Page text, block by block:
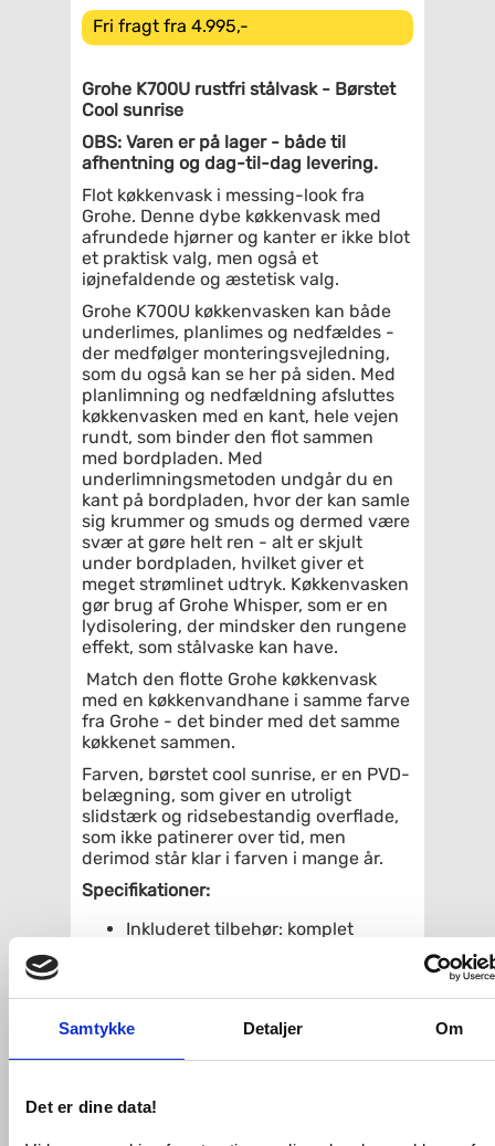
Samtykke Detaljer Om
Det er dine data!
Fri fragt fra 4.995,-
Grohe K700U rustfri stålvask - Børstet
Cool sunrise
OBS: Varen er på lager - både til
afhentning og dag-til-dag levering.
Flot køkkenvask i messing-look fra
Grohe. Denne dybe køkkenvask med
afrundede hjørner og kanter er ikke blot
et praktisk valg, men også et
iøjnefaldende og æstetisk valg.
Grohe K700U køkkenvasken kan både
underlimes, planlimes og nedfældes -
der medfølger monteringsvejledning,
som du også kan se her på siden. Med
planlimning og nedfældning afsluttes
køkkenvasken med en kant, hele vejen
rundt, som binder den flot sammen
med bordpladen. Med
underlimningsmetoden undgår du en
kant på bordpladen, hvor der kan samle
sig krummer og smuds og dermed være
svær at gøre helt ren - alt er skjult
under bordpladen, hvilket giver et
meget strømlinet udtryk. Køkkenvasken
gør brug af Grohe Whisper, som er en
lydisolering, der mindsker den rungene
effekt, som stålvaske kan have.
Match den flotte Grohe køkkenvask
med en køkkenvandhane i samme farve
fra Grohe - det binder med det samme
køkkenet sammen.
Farven, børstet cool sunrise, er en PVD-
belægning, som giver en utroligt
slidstærk og ridsebestandig overflade,
som ikke patinerer over tid, men
derimod står klar i farven i mange år.
Specifikationer:
Inkluderet tilbehør: komplet
Dimensioner: 550 x 450 mm
Monteringstype: Underlimning,
Materiale: Rustfrit stål AISI 304
(V2A)
Grohe Long-Life Shine-belægning